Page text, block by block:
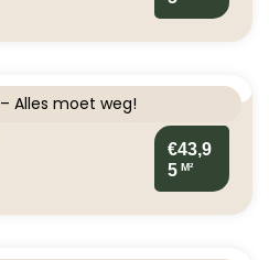
Alles moet weg!
€43,9
5 M²